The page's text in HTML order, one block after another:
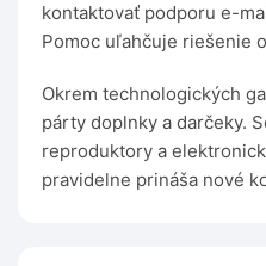
kontaktovať podporu e-
Pomoc uľahčuje riešenie
Okrem technologických
párty doplnky a darčeky.
reproduktory a
pravidelne prináša nové